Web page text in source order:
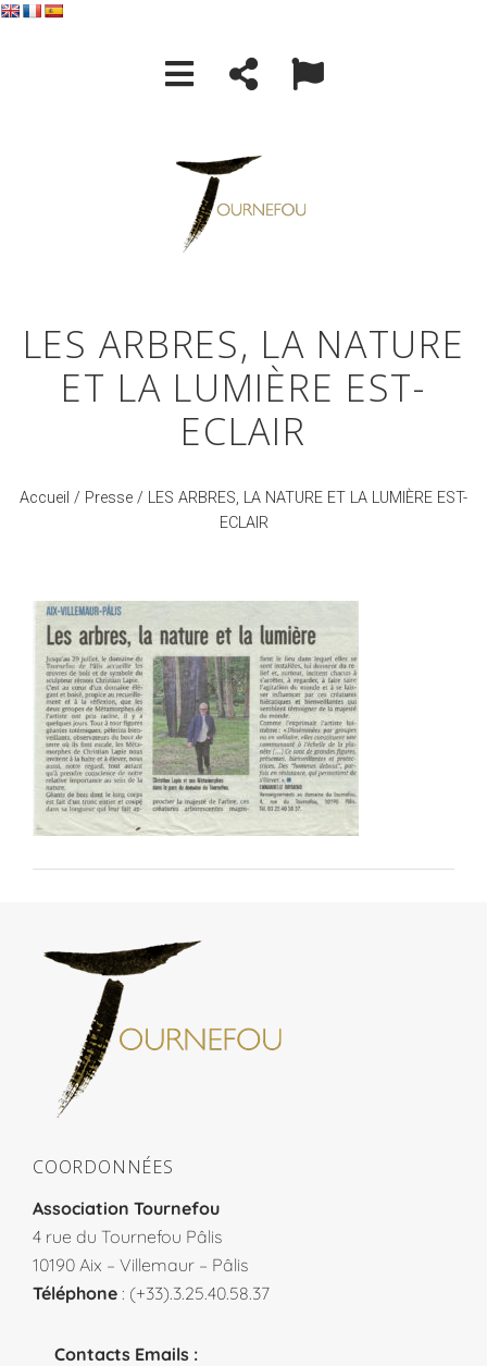
LES ARBRES, LA NATURE
ET LA LUMIÈRE EST-
ECLAIR
Accueil / Presse / LES ARBRES, LA NATURE ET LA LUMIÈRE EST-
ECLAIR
COORDONNÉES
Association Tournefou
4 rue du Tournefou Pâlis
10190 Aix – Villemaur – Pâlis
Téléphone : (+33).3.25.40.58.37
Contacts Emails :